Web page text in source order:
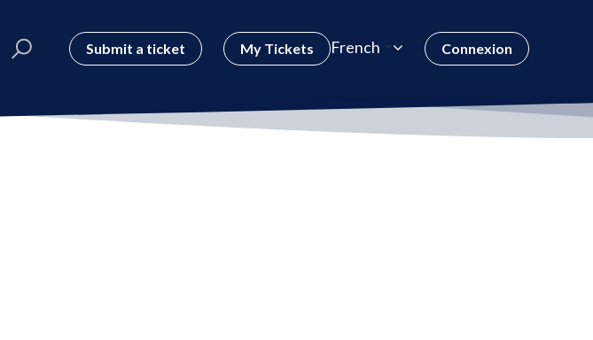
Submit a ticket My Tickets French Connexion